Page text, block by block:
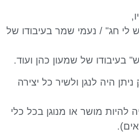
לי חג" / נעמי שמר בעיבודו של
בעיבודו של שמעון כהן ועוד.
היה לנגן ולשיר כל יצירה
להיות מושר או מנוגן בכל כלי